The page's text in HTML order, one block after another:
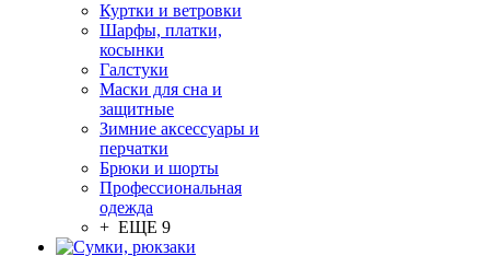
Куртки и ветровки
Шарфы, платки,
косынки
Галстуки
Маски для сна и
защитные
Зимние аксессуары и
перчатки
Брюки и шорты
Профессиональная
одежда
+ ЕЩЕ 9